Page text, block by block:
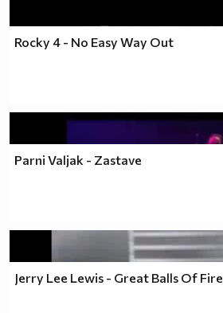
Rocky 4 - No Easy Way Out
Parni Valjak - Zastave
Jerry Lee Lewis - Great Balls Of Fire